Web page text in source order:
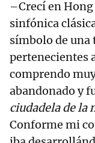
–Crecí en
sinfónica
símbolo de
pertenecientes
comprendo
abandonado y
ciudadela de la
Conforme mi